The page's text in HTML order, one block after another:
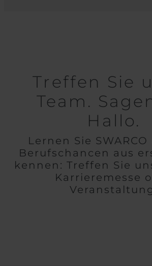
Treffen Sie
Team.
Hallo.
Lernen Sie
Berufschancen aus
kennen: Treffen Sie
Karrieremesse